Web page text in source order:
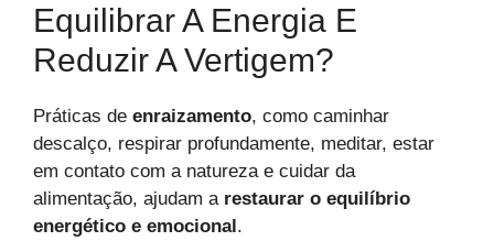
Equilibrar A Energia E
Reduzir A Vertigem?
Práticas de enraizamento, como caminhar
descalço, respirar profundamente, meditar, estar
em contato com a natureza e cuidar da
alimentação, ajudam a restaurar o equilíbrio
energético e emocional.